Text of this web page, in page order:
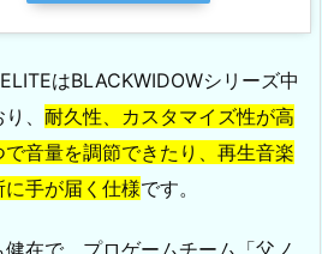
はBLACKWIDOWシリーズ中
、 耐久性、カスタマイズ性が高
音量を調節できたり、再生音楽
手が届く仕様です。